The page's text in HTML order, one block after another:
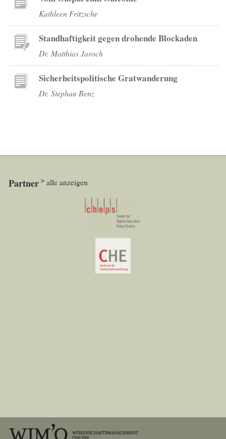
Kathleen Fritzsche
Standhaftigkeit gegen drohende Blockaden
Dr. Matthias Jaroch
Sicherheitspolitische Gratwanderung
Dr. Stephan Benz
Partner alle anzeigen